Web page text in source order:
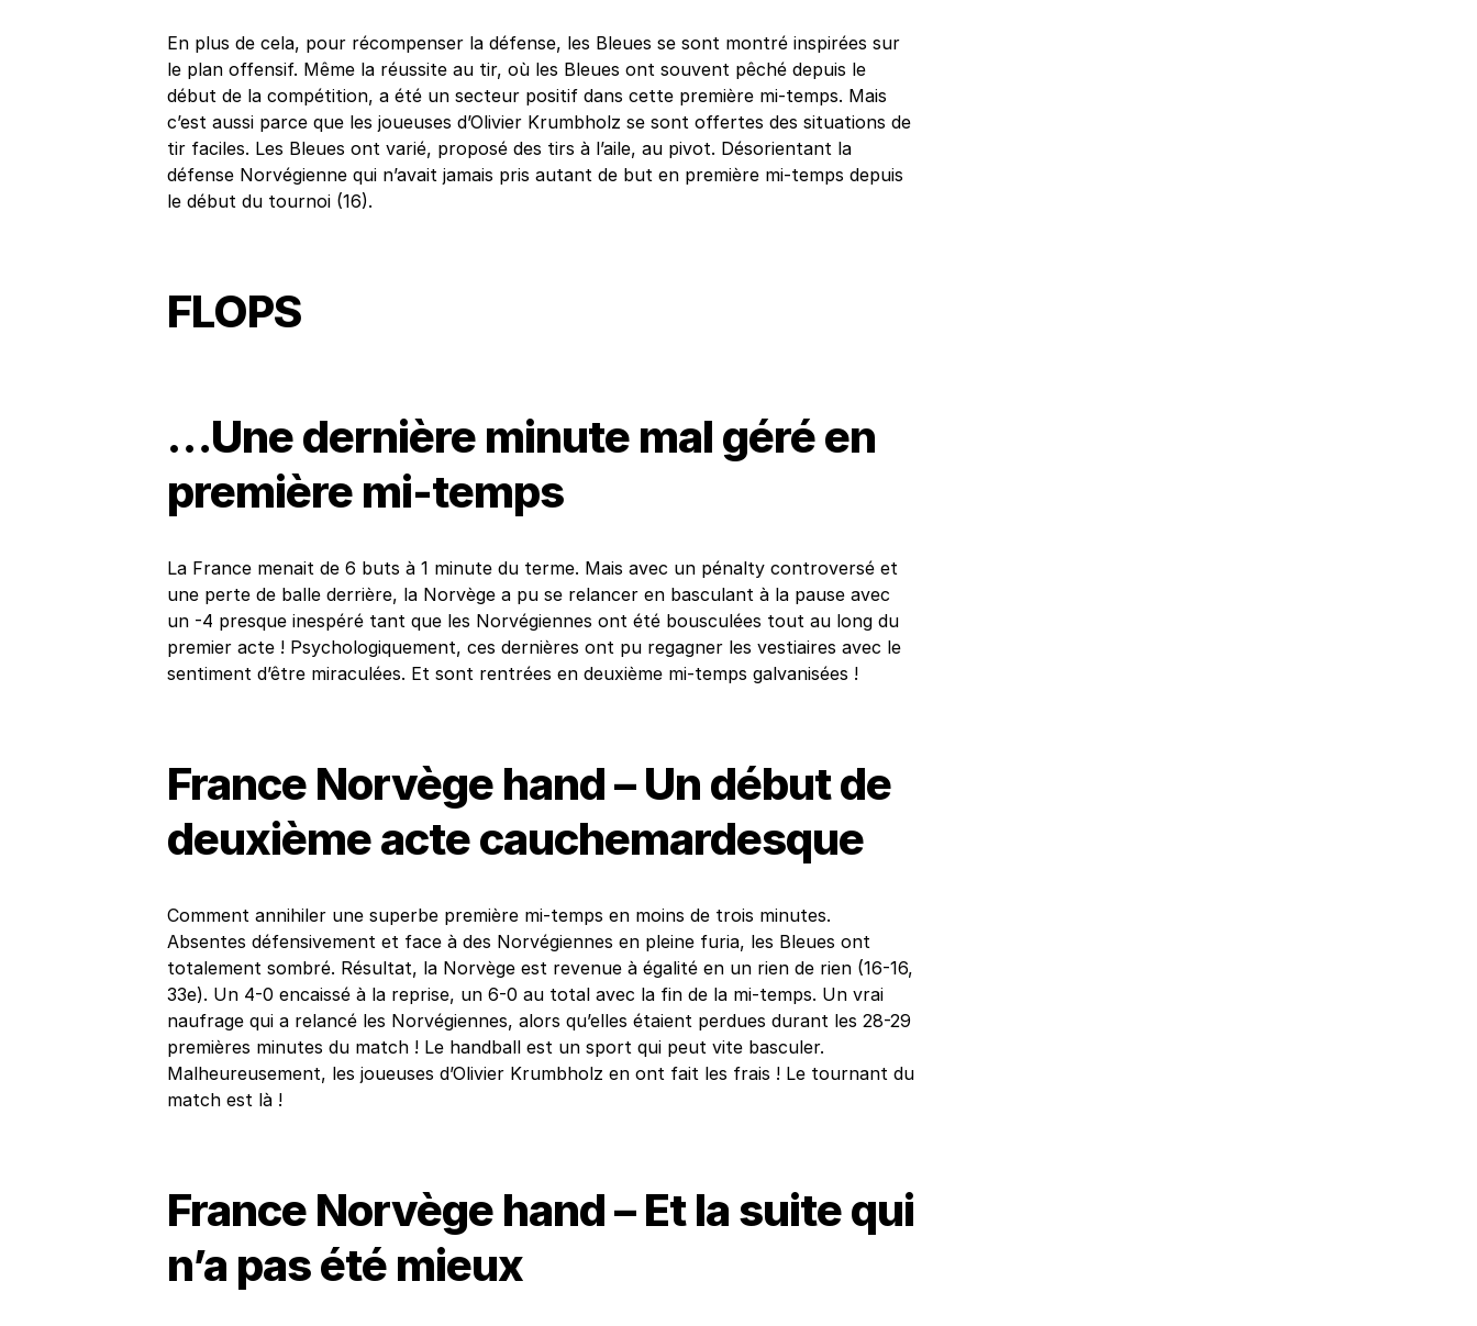
En plus de cela, pour récompenser la défense, les Bleues se sont montré inspirées sur
le plan offensif. Même la réussite au tir, où les Bleues ont souvent pêché depuis le
début de la compétition, a été un secteur positif dans cette première mi-temps. Mais
c’est aussi parce que les joueuses d’Olivier Krumbholz se sont offertes des situations de
tir faciles. Les Bleues ont varié, proposé des tirs à l’aile, au pivot. Désorientant la
défense Norvégienne qui n’avait jamais pris autant de but en première mi-temps depuis
le début du tournoi (16).
FLOPS
…Une dernière minute mal géré en
première mi-temps
La France menait de 6 buts à 1 minute du terme. Mais avec un pénalty controversé et
une perte de balle derrière, la Norvège a pu se relancer en basculant à la pause avec
un -4 presque inespéré tant que les Norvégiennes ont été bousculées tout au long du
premier acte ! Psychologiquement, ces dernières ont pu regagner les vestiaires avec le
sentiment d’être miraculées. Et sont rentrées en deuxième mi-temps galvanisées !
France Norvège hand – Un début de
deuxième acte cauchemardesque
Comment annihiler une superbe première mi-temps en moins de trois minutes.
Absentes défensivement et face à des Norvégiennes en pleine furia, les Bleues ont
totalement sombré. Résultat, la Norvège est revenue à égalité en un rien de rien (16-16,
33e). Un 4-0 encaissé à la reprise, un 6-0 au total avec la fin de la mi-temps. Un vrai
naufrage qui a relancé les Norvégiennes, alors qu’elles étaient perdues durant les 28-29
premières minutes du match ! Le handball est un sport qui peut vite basculer.
Malheureusement, les joueuses d’Olivier Krumbholz en ont fait les frais ! Le tournant du
match est là !
France Norvège hand – Et la suite qui
n’a pas été mieux